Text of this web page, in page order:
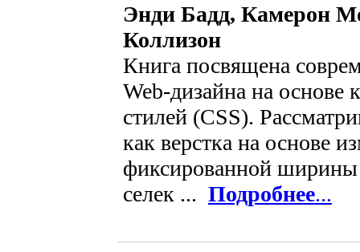
Энди Бадд, Камерон
Коллизон
Книга посвящена
Web-дизайна на основе
стилей (CSS).
как верстка на основе
фиксированной
селек ... Подробнее...